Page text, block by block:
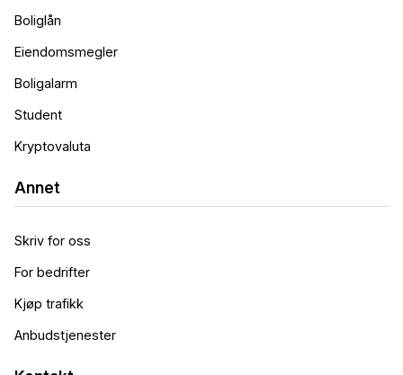
Boliglån
Eiendomsmegler
Boligalarm
Student
Kryptovaluta
Annet
Skriv for oss
For bedrifter
Kjøp trafikk
Anbudstjenester